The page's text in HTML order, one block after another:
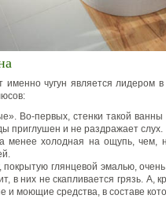
чугун является лидером
Во-первых, стенки такой
приглушен и не раздражает слух.
менее холодная на ощупь, чем,
покрытую глянцевой эмалью,
в них не скапливается грязь. А,
и моющие средства, в составе